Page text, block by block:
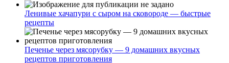
Ленивые хачапури с сыром на сковороде — быстрые
рецепты
Печенье через мясорубку — 9 домашних вкусных
рецептов приготовления